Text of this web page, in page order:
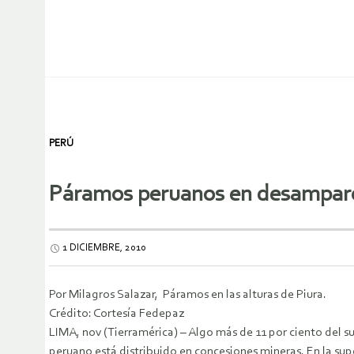
PERÚ
Páramos peruanos en
1 DICIEMBRE, 2010
Por Milagros Salazar, Páramos en las alturas de Piura.
Crédito: Cortesía Fedepaz
LIMA, nov (Tierramérica) – Algo más de 11 por ciento del